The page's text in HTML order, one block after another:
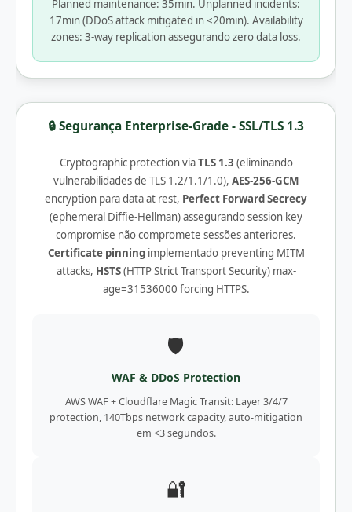
Planned maintenance: 35min. Unplanned incidents:
17min (DDoS attack mitigated in <20min). Availability
zones: 3-way replication assegurando zero data loss.
🔒 Segurança Enterprise-Grade - SSL/TLS 1.3
Cryptographic protection viaTLS 1.3 (eliminando
vulnerabilidades de TLS 1.2/1.1/1.0), AES-256-GCM
encryption para data at rest, Perfect Forward Secrecy
(ephemeral Diffie-Hellman) assegurando session key
compromise não compromete sessões anteriores.
Certificate pinningimplementado preventing MITM
attacks, HSTS(HTTP Strict Transport Security) max-
age=31536000 forcing HTTPS.
🛡️
WAF & DDoS Protection
AWS WAF + Cloudflare Magic Transit: Layer 3/4/7
protection, 140Tbps network capacity, auto-mitigation
em <3 segundos.
🔐